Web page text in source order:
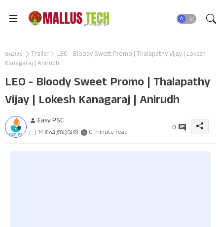
ഹോം Trailer
LEO - Bloody Sweet Promo | Thalapathy Vijay | Lokesh
Kanagaraj | Anirudh
LEO - Bloody Sweet Promo | Thalapathy
Vijay | Lokesh Kanagaraj | Anirudh
Easy PSC
14 ഫെബ്രുവരി 0 minute read 0